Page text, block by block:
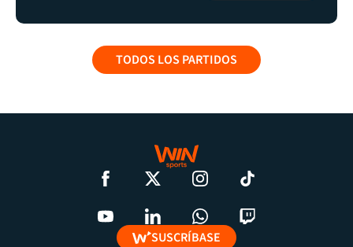
TODOS LOS PARTIDOS
SUSCRÍBASE